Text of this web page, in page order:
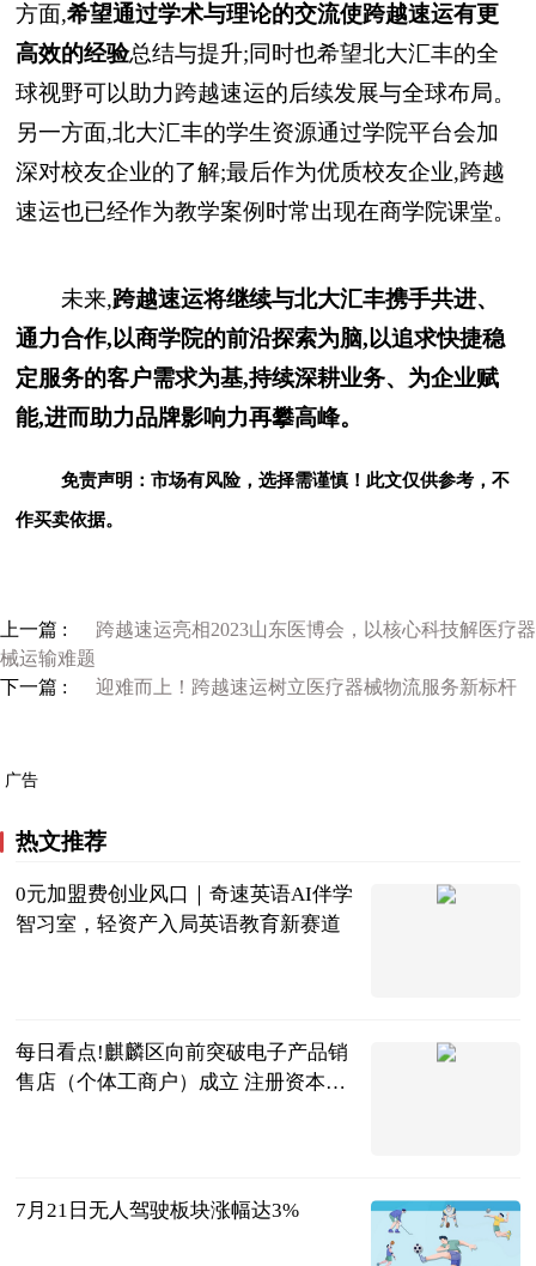
方面,希望通过学术与理论的交流使跨越速运有更
高效的经验总结与提升;同时也希望北大汇丰的全
球视野可以助力跨越速运的后续发展与全球布局。
另一方面,北大汇丰的学生资源通过学院平台会加
深对校友企业的了解;最后作为优质校友企业,跨越
速运也已经作为教学案例时常出现在商学院课堂。
未来,跨越速运将继续与北大汇丰携手共进、
通力合作,以商学院的前沿探索为脑,以追求快捷稳
定服务的客户需求为基,持续深耕业务、为企业赋
能,进而助力品牌影响力再攀高峰。
免责声明：市场有风险，选择需谨慎！此文仅供参考，不
作买卖依据。
上一篇 :
跨越速运亮相2023山东医博会，以核心科技解医疗器
械运输难题
下一篇 :
迎难而上！跨越速运树立医疗器械物流服务新标杆
广告
热文推荐
0元加盟费创业风口｜奇速英语AI伴学
智习室，轻资产入局英语教育新赛道
每日看点!麒麟区向前突破电子产品销
售店（个体工商户）成立 注册资本1
7月21日无人驾驶板块涨幅达3%